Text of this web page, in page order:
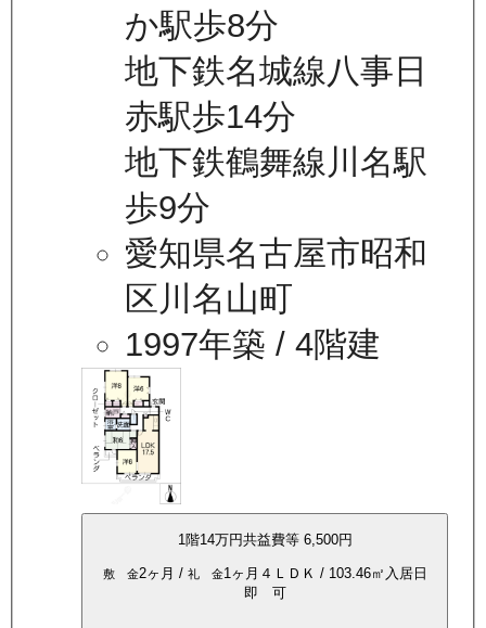
か駅歩8分
地下鉄名城線八事日
赤駅歩14分
地下鉄鶴舞線川名駅
歩9分
愛知県名古屋市昭和
区川名山町
1997年築 / 4階建
1階14万円共益費等 6,500円
敷 金2ヶ月 / 礼 金1ヶ月 ４ＬＤＫ / 103.46㎡ 入居日
即 可